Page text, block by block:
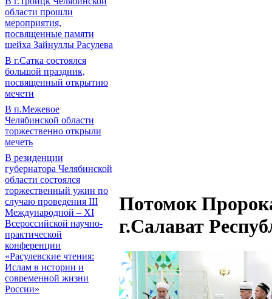
области прошли
мероприятия,
посвященные памяти
шейха Зайнуллы Расулева
В г.Сатка состоялся
большой праздник,
посвященный открытию
мечети
В п.Межевое
Челябинской области
торжественно открыли
мечеть
В резиденции
губернатора Челябинской
области состоялся
торжественный ужин по
случаю проведения III
Международной – XI
Всероссийской научно-
практической
конференции
«Расулевские чтения:
Ислам в истории и
современной жизни
России»
Потомок
г.Салават